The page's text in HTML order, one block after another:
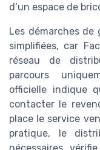
d’un espace de
Les démarches
simplifiées, car
réseau de
parcours
officielle indique
contacter le
place le service
pratique, le